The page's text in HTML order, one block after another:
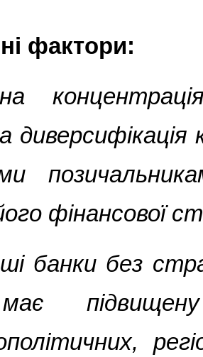
фактори:
фінансової
банки без